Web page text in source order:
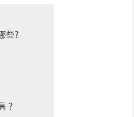
些？
？